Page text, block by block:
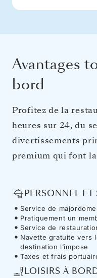
Avantages
bord
Profitez de la
heures sur 24, du
divertissements
premium qui font
PERSONNEL ET
Service de
Pratiquement un
Service de
Navette gratuite vers
destination l’impose
Taxes et frais
LOISIRS À